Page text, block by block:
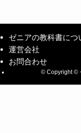
ゼニアの教科書につ
運営会社
お問合わせ
© Copyright ©